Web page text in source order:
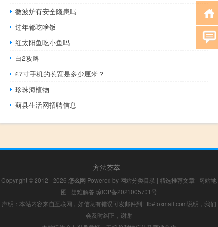
微波炉有安全隐患吗
过年都吃啥饭
红太阳鱼吃小鱼吗
白2攻略
67寸手机的长宽是多少厘米？
珍珠海植物
蓟县生活网招聘信息
方法荟萃
Copyright © 2012 - 2026 怎么网 Powered by 网站分类目录 | 精选推荐文章 | 网站地
图 | 疑难解答 琼ICP备2021005701号
声明：本站内容来自互联网，如信息有错误可发邮件到f_fb#foxmail.com说明，我们
会及时纠正，谢谢